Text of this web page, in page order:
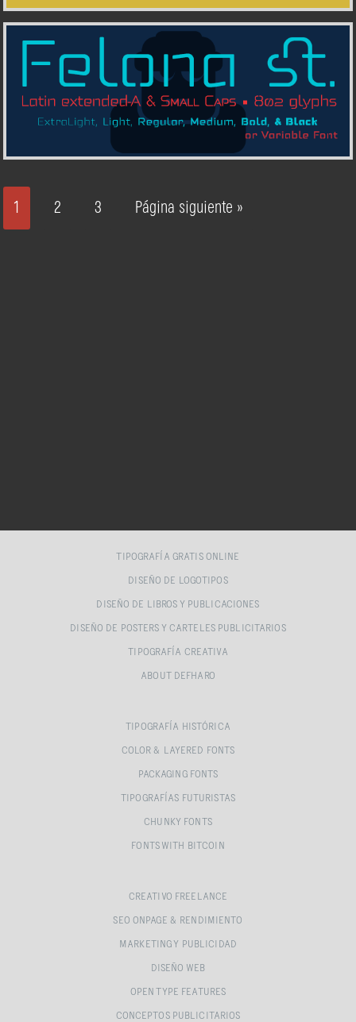
1 2 3 Página siguiente »
TIPOGRAFÍA GRATIS ONLINE
DISEÑO DE LOGOTIPOS
DISEÑO DE LIBROS Y PUBLICACIONES
DISEÑO DE POSTERS Y CARTELES PUBLICITARIOS
TIPOGRAFÍA CREATIVA
ABOUT DEFHARO
TIPOGRAFÍA HISTÓRICA
COLOR & LAYERED FONTS
PACKAGING FONTS
TIPOGRAFÍAS FUTURISTAS
CHUNKY FONTS
FONTS WITH BITCOIN
CREATIVO FREELANCE
SEO ONPAGE & RENDIMIENTO
MARKETING Y PUBLICIDAD
DISEÑO WEB
OPEN TYPE FEATURES
CONCEPTOS PUBLICITARIOS